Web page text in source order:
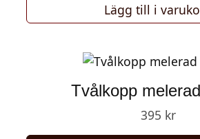
Lägg till i
Tvålkopp
395 kr